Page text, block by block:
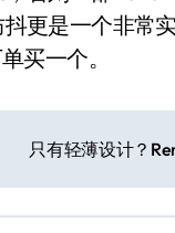
更是一个非常
买一个。
只有轻薄设计？